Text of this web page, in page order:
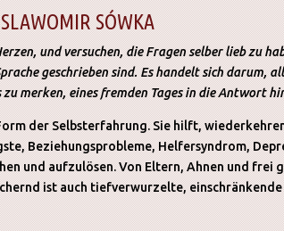
SÓWKA
und versuchen, die Fragen selber lieb zu
geschrieben sind. Es handelt sich darum,
merken, eines fremden Tages in die Antwort
der Selbsterfahrung. Sie hilft,
Beziehungsprobleme, Helfersyndrom,
und aufzulösen. Von Eltern, Ahnen und frei
ist auch tiefverwurzelte,